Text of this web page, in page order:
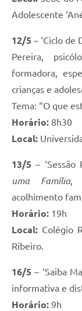
Adolescente
12/5 – ‘Ciclo de
Pereira,
formadora,
crianças e
Tema: “O que
Horário: 8h30
Local:
13/5 –
uma Família,
acolhimento
Horário: 19h
Local: Colégio
Ribeiro.
16/5 – ‘Saiba
informativa e
Horário: 9h